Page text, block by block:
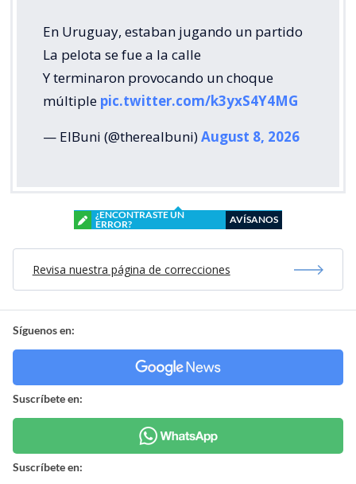
En Uruguay, estaban jugando un partido
La pelota se fue a la calle
Y terminaron provocando un choque
múltiple pic.twitter.com/k3yxS4Y4MG
— ElBuni (@therealbuni)August 8, 2026
¿ENCONTRASTE UN
ERROR?
AVÍSANOS
Revisa nuestra página de correcciones
Síguenos en:
Suscríbete en:
Suscríbete en: